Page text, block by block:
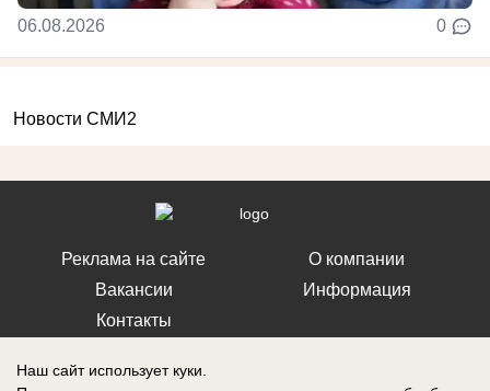
06.08.2026 0
Новости СМИ2
Реклама на сайте
Вакансии
Контакты
О компании
Информация
Наш сайт использует куки.